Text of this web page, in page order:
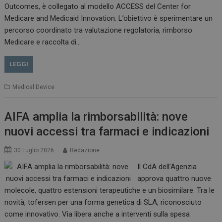
Outcomes, è collegato al modello ACCESS del Center for
Medicare and Medicaid Innovation. L’obiettivo è sperimentare un
percorso coordinato tra valutazione regolatoria, rimborso
Medicare e raccolta di…
LEGGI
Medical Device
AIFA amplia la rimborsabilità: nove
nuovi accessi tra farmaci e indicazioni
30 Luglio 2026 Redazione
Il CdA dell’Agenzia
approva quattro nuove
molecole, quattro estensioni terapeutiche e un biosimilare. Tra le
novità, tofersen per una forma genetica di SLA, riconosciuto
come innovativo. Via libera anche a interventi sulla spesa
VISITOR_PRIVACY_METADATA
Google LLC
.youtube.com